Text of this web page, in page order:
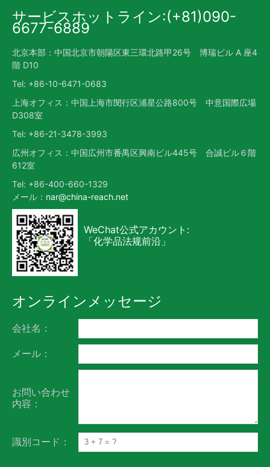
サービスホットライン:(+81)090-
6677-6889
北京本部：中国北京市朝陽区東三環北路甲26号 博瑞ビル A 座4
階 D10
Tel: +86-10-6471-0683
上海オフィス：中国上海市閔行区浦星公路800号 中意国際広場
D308室
Tel: +86-21-3478-3993
広州オフィス：中国広州市番禺区興南ビル445号 合誠ビル６階
612室
Tel: +86-400-660-1329
メール： nar@china-reach.net
WeChat公式アカウント:
「化学品法规前沿」
オンラインメッセージ
会社名：
メール：
お問い合わせ
内容：
識別コード：